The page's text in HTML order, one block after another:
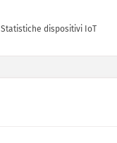
Statistiche dispositivi IoT